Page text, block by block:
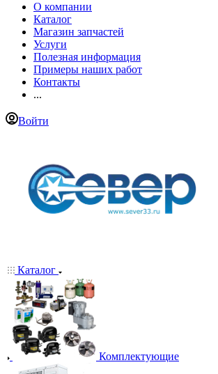
О компании
Каталог
Магазин запчастей
Услуги
Полезная информация
Примеры наших работ
Контакты
...
Войти
Каталог
Комплектующие